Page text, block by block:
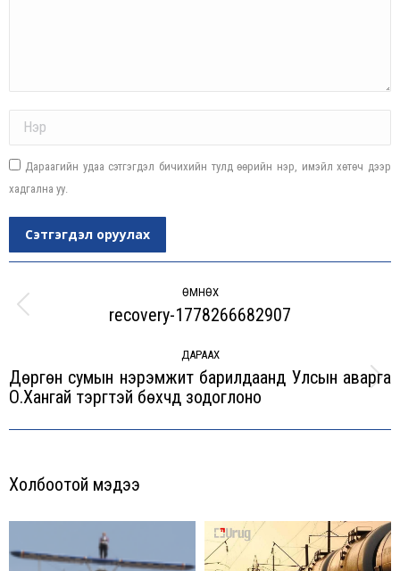
Дараагийн удаа сэтгэгдэл бичихийн тулд өөрийн нэр, имэйл хөтөч дээр
хадгална уу.
Сэтгэгдэл оруулах
navigation
ӨМНӨХ
Previous
recovery-1778266682907
ДАРААХ
Next
post:
Дөргөн сумын нэрэмжит барилдаанд Улсын аварга
О.Хангай тэргүүтэй бөхчүүд зодоглоно
Холбоотой мэдээ